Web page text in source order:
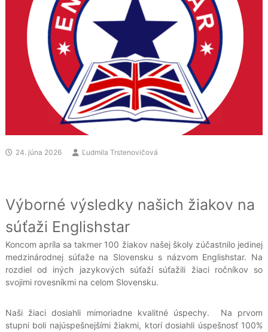
24. júna 2026 Ľudmila Trstenovičová
Výborné výsledky našich žiakov na
súťaži Englishstar
Koncom apríla sa takmer 100 žiakov našej školy zúčastnilo jedinej
medzinárodnej súťaže na Slovensku s názvom Englishstar. Na
rozdiel od iných jazykových súťaží súťažili žiaci ročníkov so
svojimi rovesníkmi na celom Slovensku.
Naši žiaci dosiahli mimoriadne kvalitné úspechy. Na prvom
stupni boli najúspešnejšími žiakmi, ktorí dosiahli úspešnosť 100%